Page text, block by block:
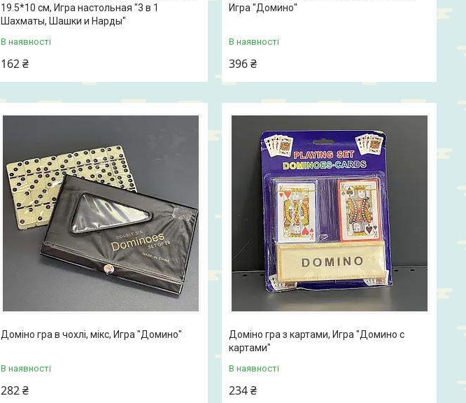
19.5*10 см, Игра настольная "3 в 1
Шахматы, Шашки и Нарды"
В наявності
162 ₴
Игра "Домино"
В наявності
396 ₴
Доміно гра в чохлі, мікс, Игра "Домино"
В наявності
282 ₴
Доміно гра з картами, Игра "Домино с
картами"
В наявності
234 ₴